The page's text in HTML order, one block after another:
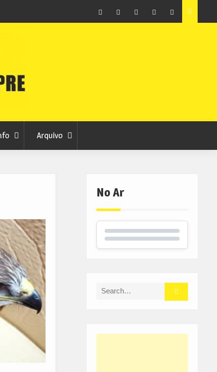
Município de Belmonte alerta para tentativa de fraude
em nome da autarquia
Arquivo
No Ar
Search